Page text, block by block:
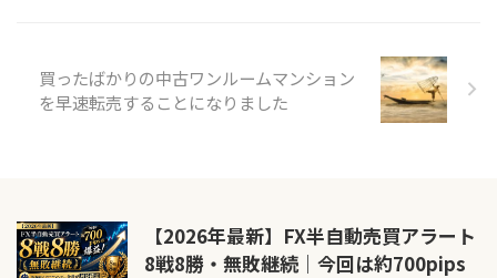
買ったばかりの中古ワンルームマンション
を早速転売することになりました
【2026年最新】FX半自動売買アラート
8戦8勝・無敗継続｜今回は約700pips